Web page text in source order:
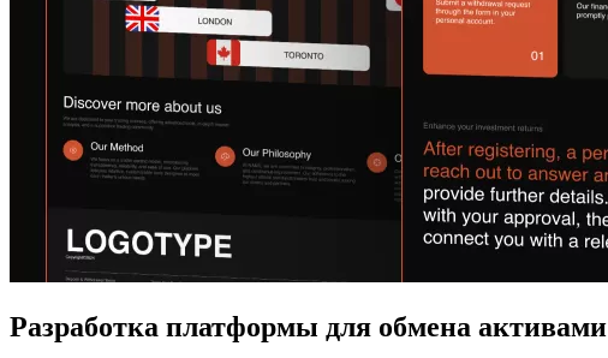
Разработка платформы для обмена активами